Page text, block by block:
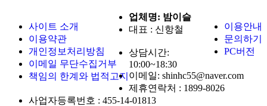
사이트 소개
이용약관
개인정보처리방침
이메일 무단수집거부
책임의 한계와 법적고지
이용안내
문의하기
PC버전
업체명: 밤이슬
대표 : 신항철
상담시간:
10:00~18:30
이메일: shinhc55@naver.com
제휴연락처 : 1899-8026
사업자등록번호 : 455-14-01813